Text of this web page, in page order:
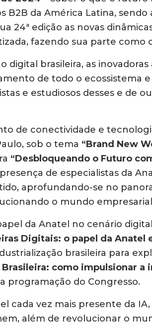
B2B da América Latina,
24ª edição as novas
fazendo sua parte como
digital brasileira, as
de todo o ecossistema
e estudiosos desses e de
de conectividade e
sob o tema “Brand New
“Desbloqueando o Futuro
de especialistas da
aprofundando-se no
o mundo
da Anatel no cenário
Digitais: o papel da
brasileira para
como impulsionar
programação do Congresso.
cada vez mais presente da
além de revolucionar o